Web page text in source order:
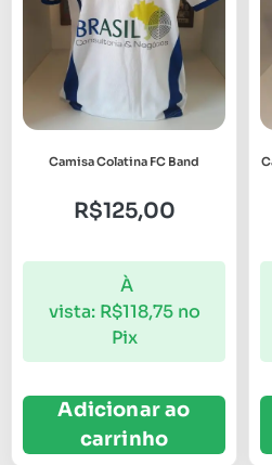
Camisa Colatina FC Band
R$125,00
À
vista: R$118,75 no
Pix
Adicionar ao
carrinho